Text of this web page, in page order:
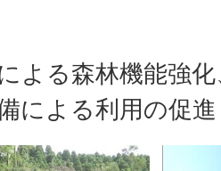
よる森林機能強
による利用の促進